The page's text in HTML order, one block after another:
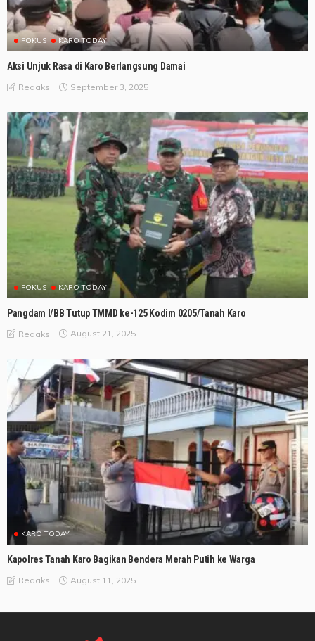
FOKUS KARO TODAY
Aksi Unjuk Rasa di Karo Berlangsung Damai
Redaksi September 3, 2025
FOKUS KARO TODAY
Pangdam I/BB Tutup TMMD ke-125 Kodim 0205/Tanah Karo
Redaksi August 21, 2025
KARO TODAY
Kapolres Tanah Karo Bagikan Bendera Merah Putih ke Warga
Redaksi August 11, 2025